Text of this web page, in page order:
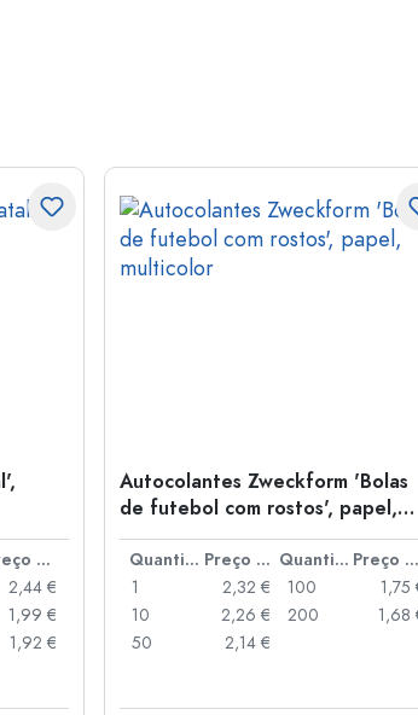
Preço por peça
2,44 €
1,99 €
1,92 €
Autocolantes Zweckform 'Bolas
de futebol com rostos', papel,
multicolor
Quantidade Preço por peça Quantidade
Preço por peça
1
2,32 €
10
2,26 €
50
2,14 €
100
1,75
200
1,68